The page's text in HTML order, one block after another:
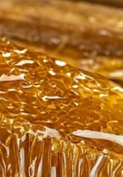
dugoročnu stabilnost.
što zaslužujete.